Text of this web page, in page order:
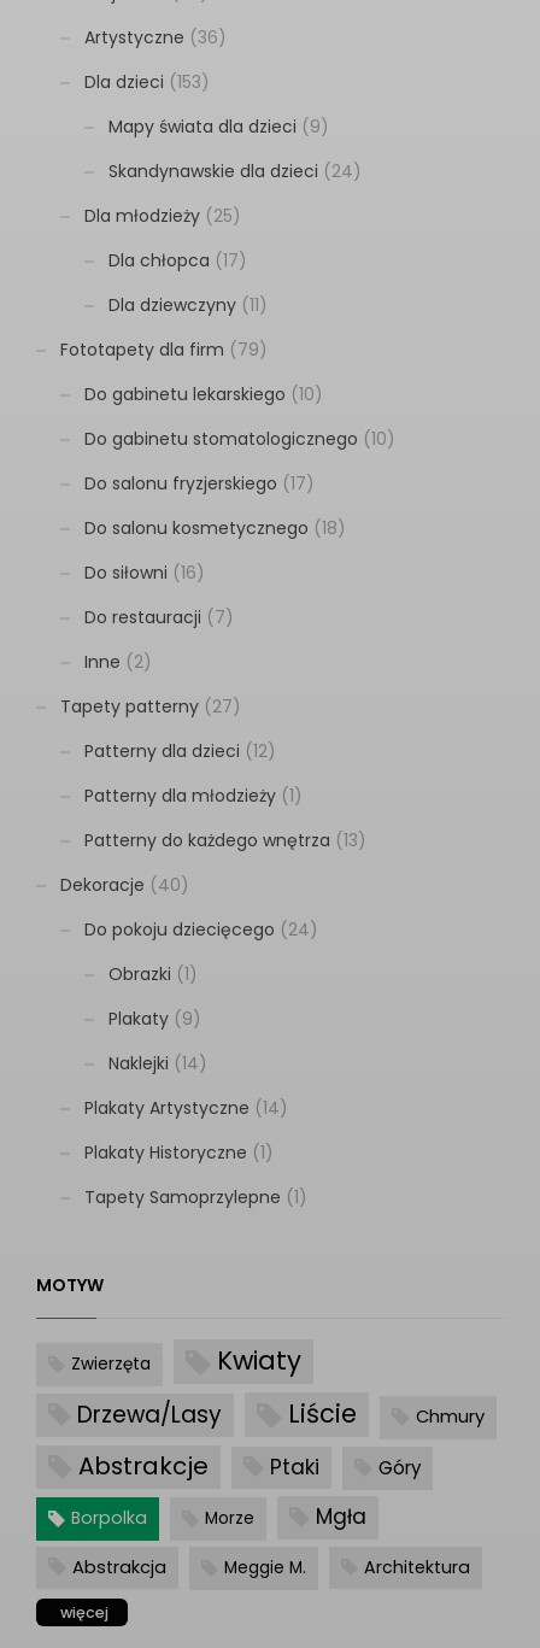
Artystyczne (36)
Dla dzieci (153)
Mapy świata dla dzieci (9)
Skandynawskie dla dzieci (24)
Dla młodzieży (25)
Dla chłopca (17)
Dla dziewczyny (11)
Fototapety dla firm (79)
Do gabinetu lekarskiego (10)
Do gabinetu stomatologicznego (10)
Do salonu fryzjerskiego (17)
Do salonu kosmetycznego (18)
Do siłowni (16)
Do restauracji (7)
Inne (2)
Tapety patterny (27)
Patterny dla dzieci (12)
Patterny dla młodzieży (1)
Patterny do każdego wnętrza (13)
Dekoracje (40)
Do pokoju dziecięcego (24)
Obrazki (1)
Plakaty (9)
Naklejki (14)
Plakaty Artystyczne (14)
Plakaty Historyczne (1)
Tapety Samoprzylepne (1)
MOTYW
Zwierzęta Kwiaty
Drzewa/Lasy Liście Chmury
Abstrakcje Ptaki Góry
Borpolka Morze Mgła
Abstrakcja Meggie M. Architektura
więcej